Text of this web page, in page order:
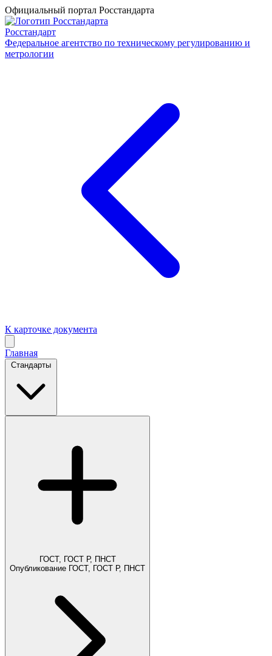
Официальный портал Росстандарта
Росстандарт
Федеральное агентство по техническому регулированию и
метрологии
К карточке документа
Главная
Стандарты
ГОСТ, ГОСТ Р, ПНСТ
Опубликование ГОСТ, ГОСТ Р, ПНСТ